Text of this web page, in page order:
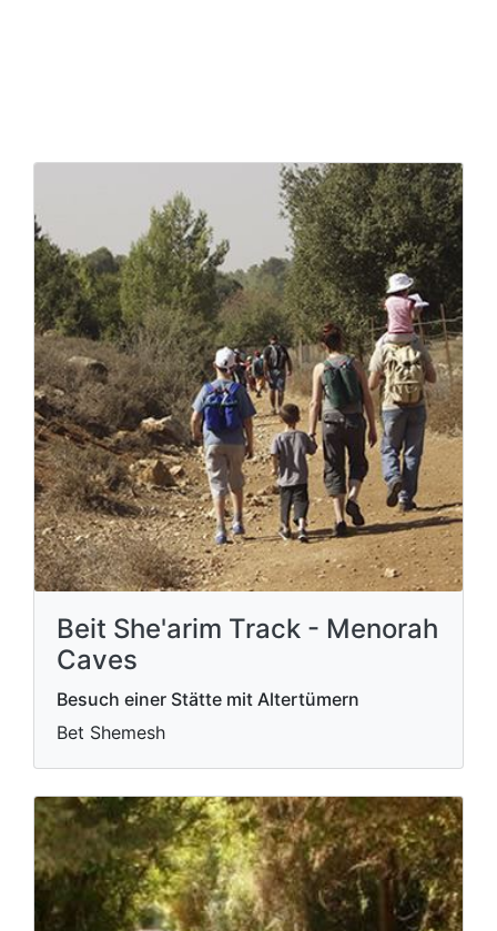
Beit She'arim Track - Menorah
Caves
Besuch einer Stätte mit Altertümern
Bet Shemesh